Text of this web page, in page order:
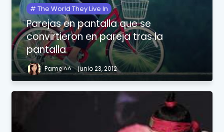
The World They Live In
Parejas en pantalla que se
convirtieron en pareja tras la
pantalla
Pame ^^ junio 23, 2012